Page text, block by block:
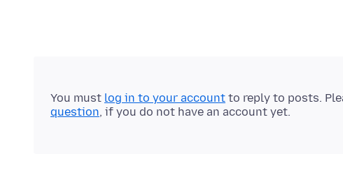
You must log in to your account to reply to posts.
question, if you do not have an account yet.